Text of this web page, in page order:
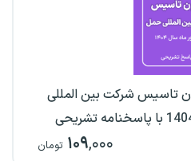
تاسیس شرکت بین المللی
۱۰۹,۰۰۰ تومان